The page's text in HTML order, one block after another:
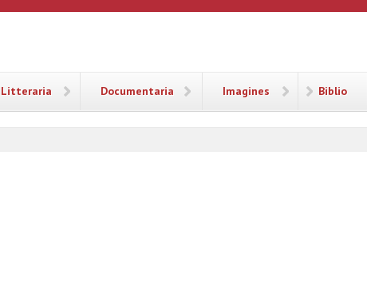
Litteraria Documentaria Imagines Biblio